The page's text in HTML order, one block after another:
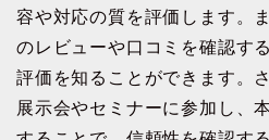
容や対応の質を評価します。
のレビューや口コミを確認す
評価を知ることができます。
展示会やセミナーに参加し、